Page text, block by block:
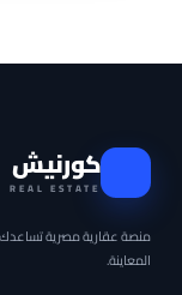
كورنيش
REAL ESTATE
منصة عقارية مصرية تساعدك
المعاينة.